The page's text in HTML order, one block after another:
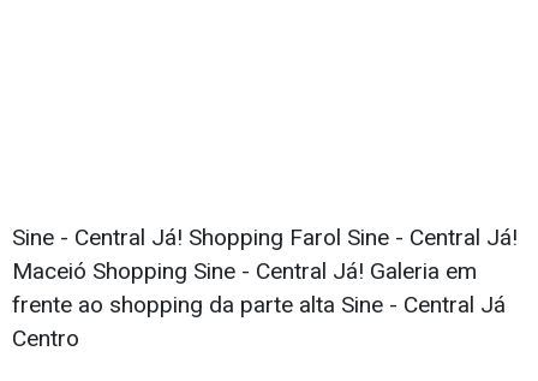
Sine - Central Já! Shopping Farol Sine - Central Já!
Maceió Shopping Sine - Central Já! Galeria em
frente ao shopping da parte alta Sine - Central Já
Centro